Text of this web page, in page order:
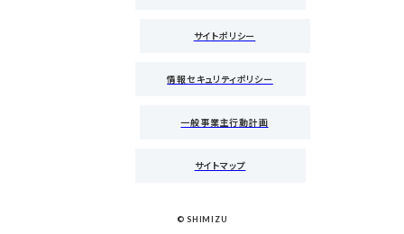
サイトポリシー
情報セキュリティポリシー
一般事業主行動計画
サイトマップ
© SHIMIZU